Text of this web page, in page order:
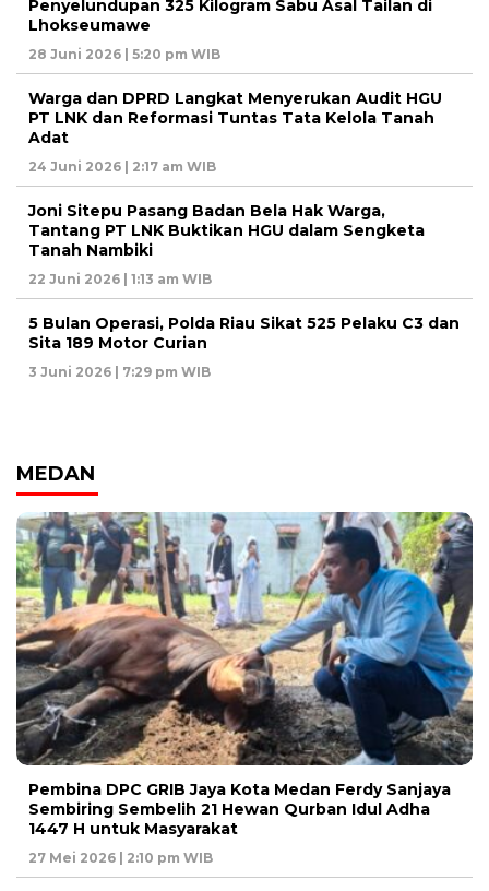
Penyelundupan 325 Kilogram Sabu Asal Tailan di
Lhokseumawe
28 Juni 2026 | 5:20 pm WIB
Warga dan DPRD Langkat Menyerukan Audit HGU
PT LNK dan Reformasi Tuntas Tata Kelola Tanah
Adat
24 Juni 2026 | 2:17 am WIB
Joni Sitepu Pasang Badan Bela Hak Warga,
Tantang PT LNK Buktikan HGU dalam Sengketa
Tanah Nambiki
22 Juni 2026 | 1:13 am WIB
5 Bulan Operasi, Polda Riau Sikat 525 Pelaku C3 dan
Sita 189 Motor Curian
3 Juni 2026 | 7:29 pm WIB
MEDAN
Pembina DPC GRIB Jaya Kota Medan Ferdy Sanjaya
Sembiring Sembelih 21 Hewan Qurban Idul Adha
1447 H untuk Masyarakat
27 Mei 2026 | 2:10 pm WIB